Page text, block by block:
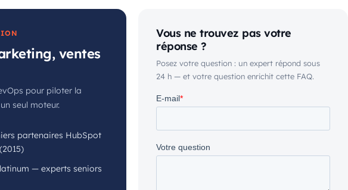
ventes
pour piloter la
seul moteur.
partenaires HubSpot
— experts seniors
Vous ne trouvez pas votre
réponse ?
Posez votre question : un expert répond sous
24 h — et votre question enrichit cette FAQ.